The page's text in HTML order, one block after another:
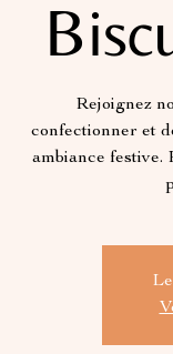
Rejoignez
confectionner et
ambiance festive.